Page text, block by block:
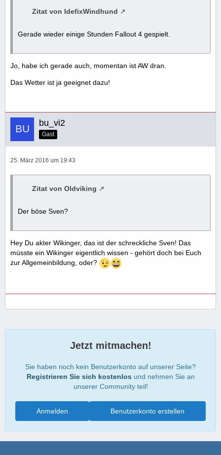
Zitat von IdefixWindhund
Gerade wieder einige Stunden Fallout 4 gespielt.
Jo, habe ich gerade auch, momentan ist AW dran.
Das Wetter ist ja geeignet dazu!
bu_vi2
Gast
25. März 2016 um 19:43
Zitat von Oldviking
Der böse Sven?
Hey Du akter Wikinger, das ist der schreckliche Sven! Das
müsste ein Wikinger eigentlich wissen - gehört doch bei Euch
zur Allgemeinbildung, oder?
Jetzt mitmachen!
Sie haben noch kein Benutzerkonto auf unserer Seite?
Registrieren Sie sich kostenlos und nehmen Sie an
unserer Community teil!
Benutzerkonto erstellen
Anmelden